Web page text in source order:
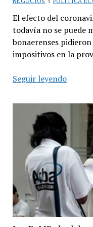
El efecto del
todavía no se puede
bonaerenses
impositivos en la
Seguir leyendo
piden
de